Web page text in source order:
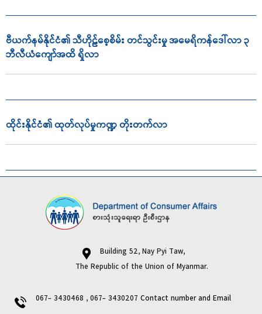
ဗီယက်နမ်နိုင်ငံ၏ သီဟိုဠ်စေ့စိမ်း တင်သွင်းမှု အမေရိကန်ဒေါ်လာ ၃
ဘီလီယံကျော်အထိ ရှိလာ
ထိုင်းနိုင်ငံ၏ ထုတ်လုပ်မှုကဏ္ဍ တိုးတက်လာ
Building 52, Nay Pyi Taw,
The Republic of the Union of Myanmar.
067- 3430468 , 067- 3430207 Contact number and Email